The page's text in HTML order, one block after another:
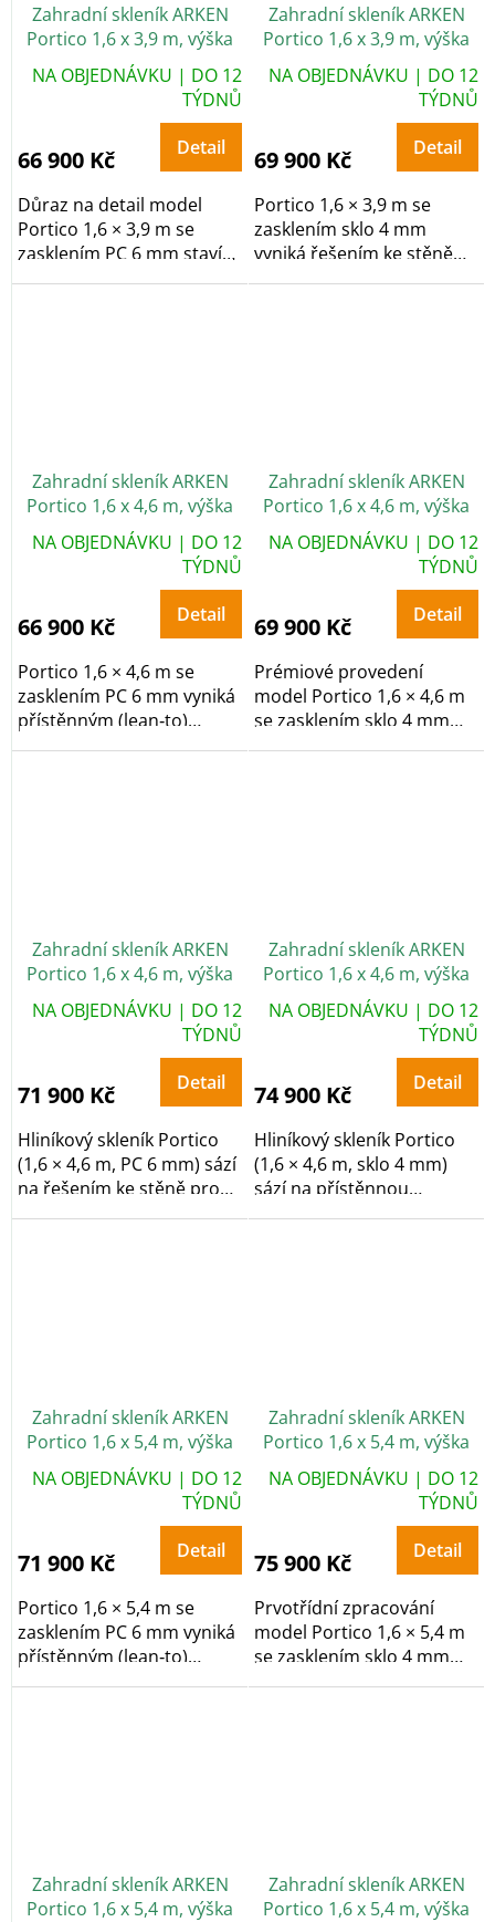
Zahradní skleník ARKEN
Portico 1,6 x 3,9 m, výška
268 cm, PC 6 mm
NA OBJEDNÁVKU | DO 12
TÝDNŮ
66 900 Kč Detail
Důraz na detail model
Portico 1,6 × 3,9 m se
zasklením PC 6 mm staví
na přístěnným...
Zahradní skleník ARKEN
Portico 1,6 x 3,9 m, výška
268 cm, sklo 4 mm
NA OBJEDNÁVKU | DO 12
TÝDNŮ
69 900 Kč Detail
Portico 1,6 × 3,9 m se
zasklením sklo 4 mm
vyniká řešením ke stěně
pro maximální...
Zahradní skleník ARKEN
Portico 1,6 x 4,6 m, výška
248 cm, PC 6 mm
NA OBJEDNÁVKU | DO 12
TÝDNŮ
66 900 Kč Detail
Portico 1,6 × 4,6 m se
zasklením PC 6 mm vyniká
přístěnným (lean‑to)
konceptem ke zdi...
Zahradní skleník ARKEN
Portico 1,6 x 4,6 m, výška
248 cm, sklo 4 mm
NA OBJEDNÁVKU | DO 12
TÝDNŮ
69 900 Kč Detail
Prémiové provedení
model Portico 1,6 × 4,6 m
se zasklením sklo 4 mm
staví na přístěnnou...
Zahradní skleník ARKEN
Portico 1,6 x 4,6 m, výška
268 cm, PC 6 mm
NA OBJEDNÁVKU | DO 12
TÝDNŮ
71 900 Kč Detail
Hliníkový skleník Portico
(1,6 × 4,6 m, PC 6 mm) sází
na řešením ke stěně pro
maximální...
Zahradní skleník ARKEN
Portico 1,6 x 4,6 m, výška
268 cm, sklo 4 mm
NA OBJEDNÁVKU | DO 12
TÝDNŮ
74 900 Kč Detail
Hliníkový skleník Portico
(1,6 × 4,6 m, sklo 4 mm)
sází na přístěnnou
konstrukcí s...
Zahradní skleník ARKEN
Portico 1,6 x 5,4 m, výška
248 cm, PC 6 mm
NA OBJEDNÁVKU | DO 12
TÝDNŮ
71 900 Kč Detail
Portico 1,6 × 5,4 m se
zasklením PC 6 mm vyniká
přístěnným (lean‑to)
konceptem ke zdi...
Zahradní skleník ARKEN
Portico 1,6 x 5,4 m, výška
248 cm, sklo 4 mm
NA OBJEDNÁVKU | DO 12
TÝDNŮ
75 900 Kč Detail
Prvotřídní zpracování
model Portico 1,6 × 5,4 m
se zasklením sklo 4 mm
staví na řešením...
Zahradní skleník ARKEN
Portico 1,6 x 5,4 m, výška
Zahradní skleník ARKEN
Portico 1,6 x 5,4 m, výška